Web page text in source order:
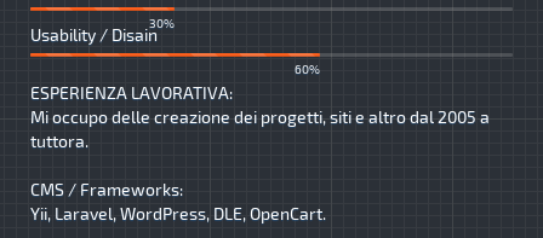
30%
Usability / Disain
60%
ESPERIENZA LAVORATIVA:
Mi occupo delle creazione dei progetti, siti e altro dal 2005 a
tuttora.
CMS / Frameworks:
Yii, Laravel, WordPress, DLE, OpenCart.